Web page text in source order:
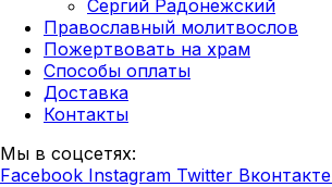
Сергий Радонежский
Православный молитвослов
Пожертвовать на храм
Способы оплаты
Доставка
Контакты
Мы в соцсетях:
Facebook Instagram Twitter Вконтакте